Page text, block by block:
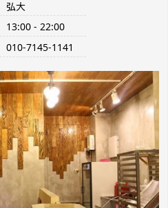
弘大
13:00 - 22:00
010-7145-1141